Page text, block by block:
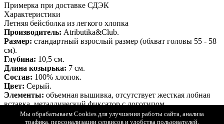
Примерка при доставке СДЭК
Характеристики
Летняя бейсболка из легкого хлопка
Производитель: Atributika&Club.
Размер: стандартный взрослый размер (обхват головы 55 - 58
см).
Глубина: 10,5 см.
Длина козырька: 7 см.
Состав: 100% хлопок.
Цвет: Серый.
Элементы: объемная вышивка, отсутствует жесткая лобная
вставка, металлический фиксатор с логотипом.
Страна производитель:КНР.
Данная бейсболка является сертифицированным продуктом,
Мы обрабатываем Cookies для улучшения работы сайта, анализа
трафика, персонализации сервисов и удобства пользователей.